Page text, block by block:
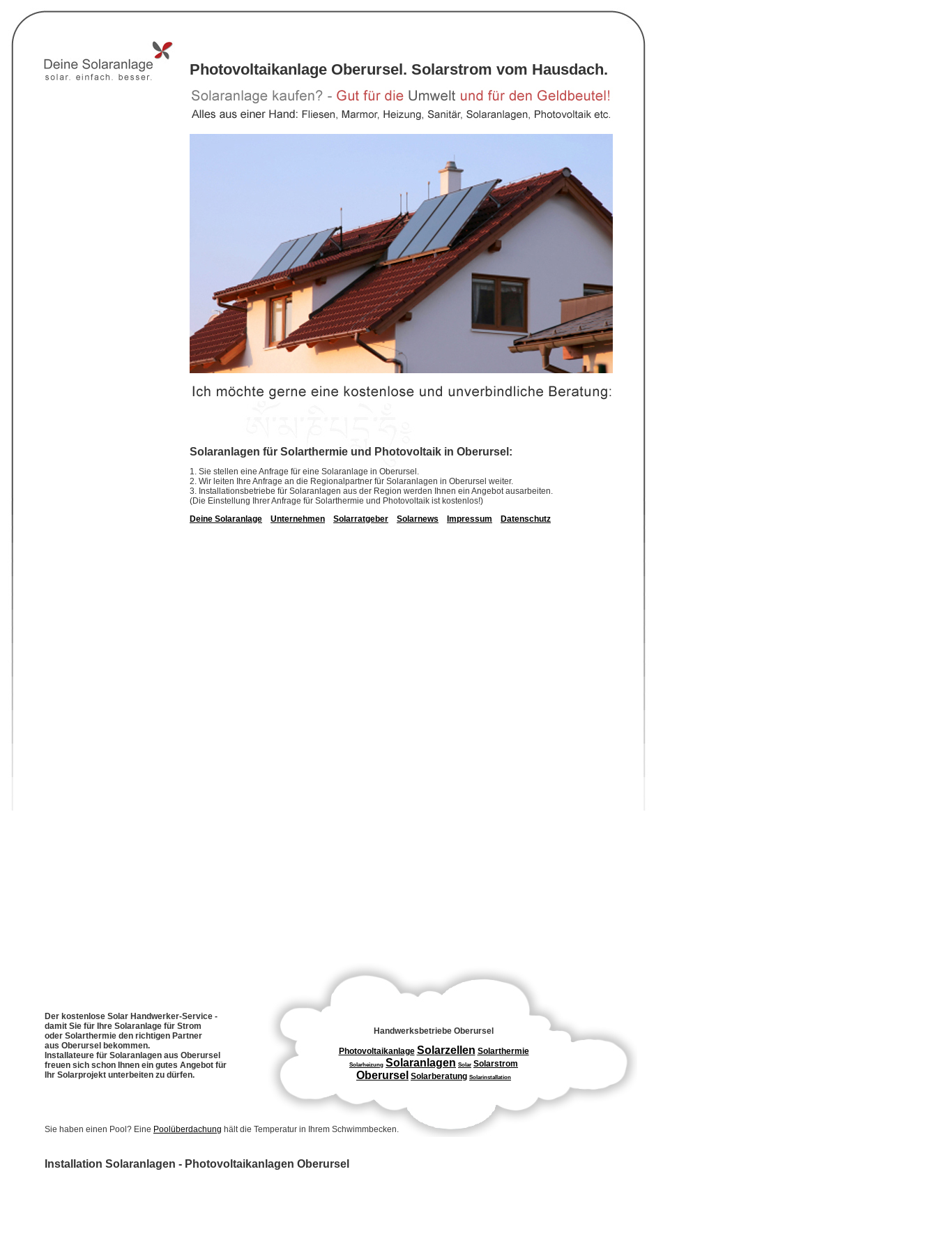
Photovoltaikanlage Oberursel. Solarstrom vom Hausdach.
Solaranlagen für Solarthermie und Photovoltaik in Oberursel:
1. Sie stellen eine Anfrage für eine Solaranlage in Oberursel.
2. Wir leiten Ihre Anfrage an die Regionalpartner für Solaranlagen in Oberursel weiter.
3. Installationsbetriebe für Solaranlagen aus der Region werden Ihnen ein Angebot ausarbeiten.
(Die Einstellung Ihrer Anfrage für Solarthermie und Photovoltaik ist kostenlos!)
Deine Solaranlage
Unternehmen Solarratgeber Solarnews Impressum Datenschutz
Der kostenlose Solar Handwerker-Service -
damit Sie für Ihre Solaranlage für Strom
oder Solarthermie den richtigen Partner
aus Oberursel bekommen.
Installateure für Solaranlagen aus Oberursel
freuen sich schon Ihnen ein gutes Angebot für
Ihr Solarprojekt unterbeiten zu dürfen.
Handwerksbetriebe Oberursel
Photovoltaikanlage Solarzellen Solarthermie
Solarheizung Solaranlagen Solar Solarstrom
Oberursel Solarberatung Solarinstallation
Sie haben einen Pool? Eine Poolüberdachung hält die Temperatur in Ihrem Schwimmbecken.
Installation Solaranlagen - Photovoltaikanlagen Oberursel